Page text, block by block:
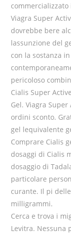
Viagra Super
dovrebbe bere
lassunzione del
con la sostanza
pericoloso
Cialis Super
Gel. Viagra
ordini sconto.
gel lequivalente
Comprare Cialis
dosaggi di Cialis
dosaggio di
particolare
curante. Il pi
milligrammi.
Cerca e trova i
Levitra. Nessuna